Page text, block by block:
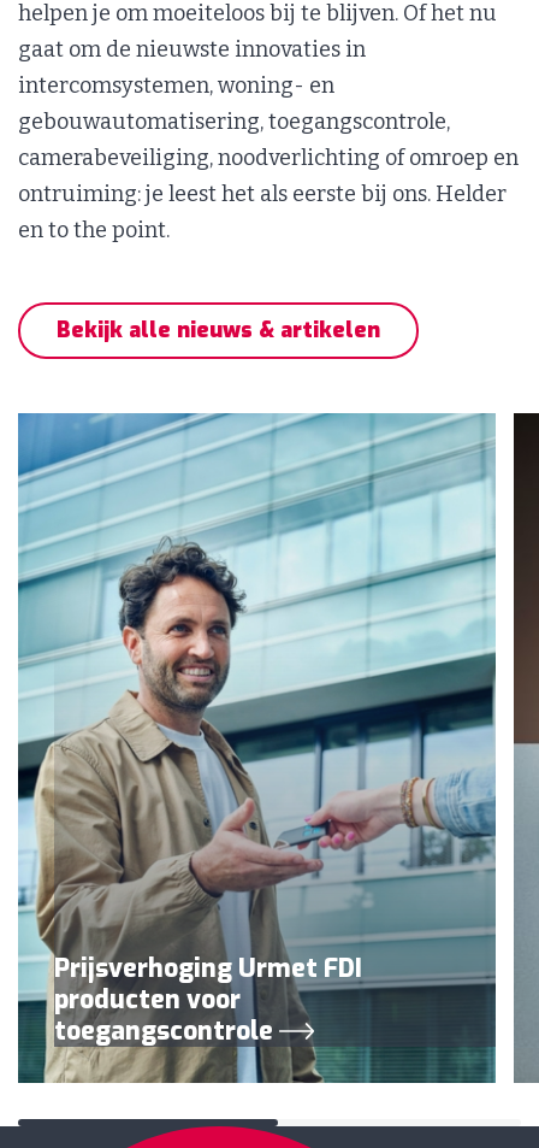
helpen je om moeiteloos bij te blijven. Of het nu
gaat om de nieuwste innovaties in
intercomsystemen, woning- en
gebouwautomatisering, toegangscontrole,
camerabeveiliging, noodverlichting of omroep en
ontruiming: je leest het als eerste bij ons. Helder
en to the point.
Bekijk alle nieuws & artikelen
Prijsverhoging Urmet FDI
producten voor
toegangscontrole